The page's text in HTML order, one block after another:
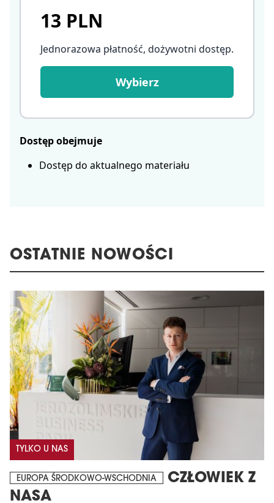
13 PLN
Jednorazowa płatność, dożywotni dostęp.
Wybierz
Dostęp obejmuje
Dostęp do aktualnego materiału
OSTATNIE NOWOŚCI
TYLKO U NAS
EUROPA ŚRODKOWO-WSCHODNIA
CZŁOWIEK Z
NASA